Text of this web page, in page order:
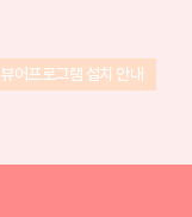
뷰어프로그램 설치 안내